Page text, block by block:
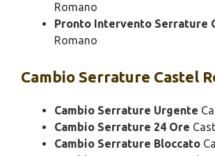
Romano
Pronto Intervento Serrature
Romano
Cambio Serrature Castel
Cambio Serrature Urgente
Cambio Serrature 24 Ore
Cambio Serrature Bloccato